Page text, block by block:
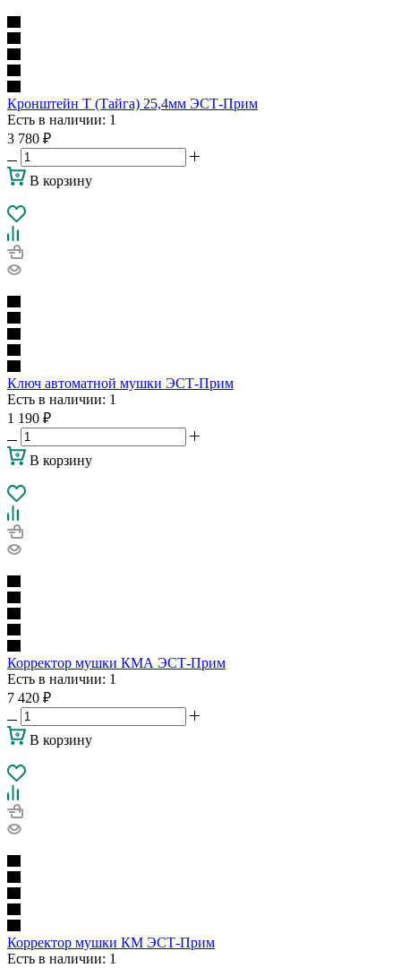
Кронштейн Т (Тайга) 25,4мм ЭСТ-Прим
Есть в наличии: 1
3 780 ₽
В корзину
Ключ автоматной мушки ЭСТ-Прим
Есть в наличии: 1
1 190 ₽
В корзину
Корректор мушки КМА ЭСТ-Прим
Есть в наличии: 1
7 420 ₽
В корзину
Корректор мушки КМ ЭСТ-Прим
Есть в наличии: 1